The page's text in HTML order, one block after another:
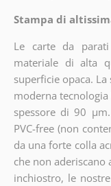
Stampa di
Le carte da
materiale di alta
superficie opaca.
moderna tecnologia
spessore di 90
PVC-free (non
da una forte colla
che non aderiscano
inchiostro, le